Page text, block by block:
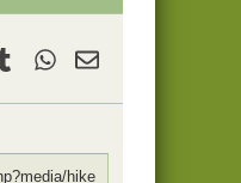
Tumblr WhatsApp
E-mail